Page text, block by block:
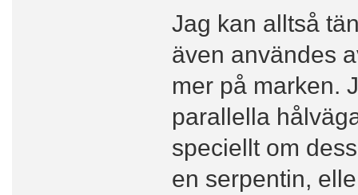
Jag kan alltså
även användes
mer på marken.
parallella
speciellt om
en serpentin,